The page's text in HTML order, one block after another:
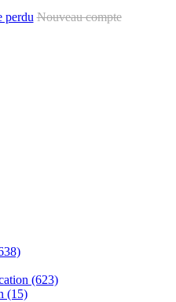
perdu Nouveau compte
(623)
(15)